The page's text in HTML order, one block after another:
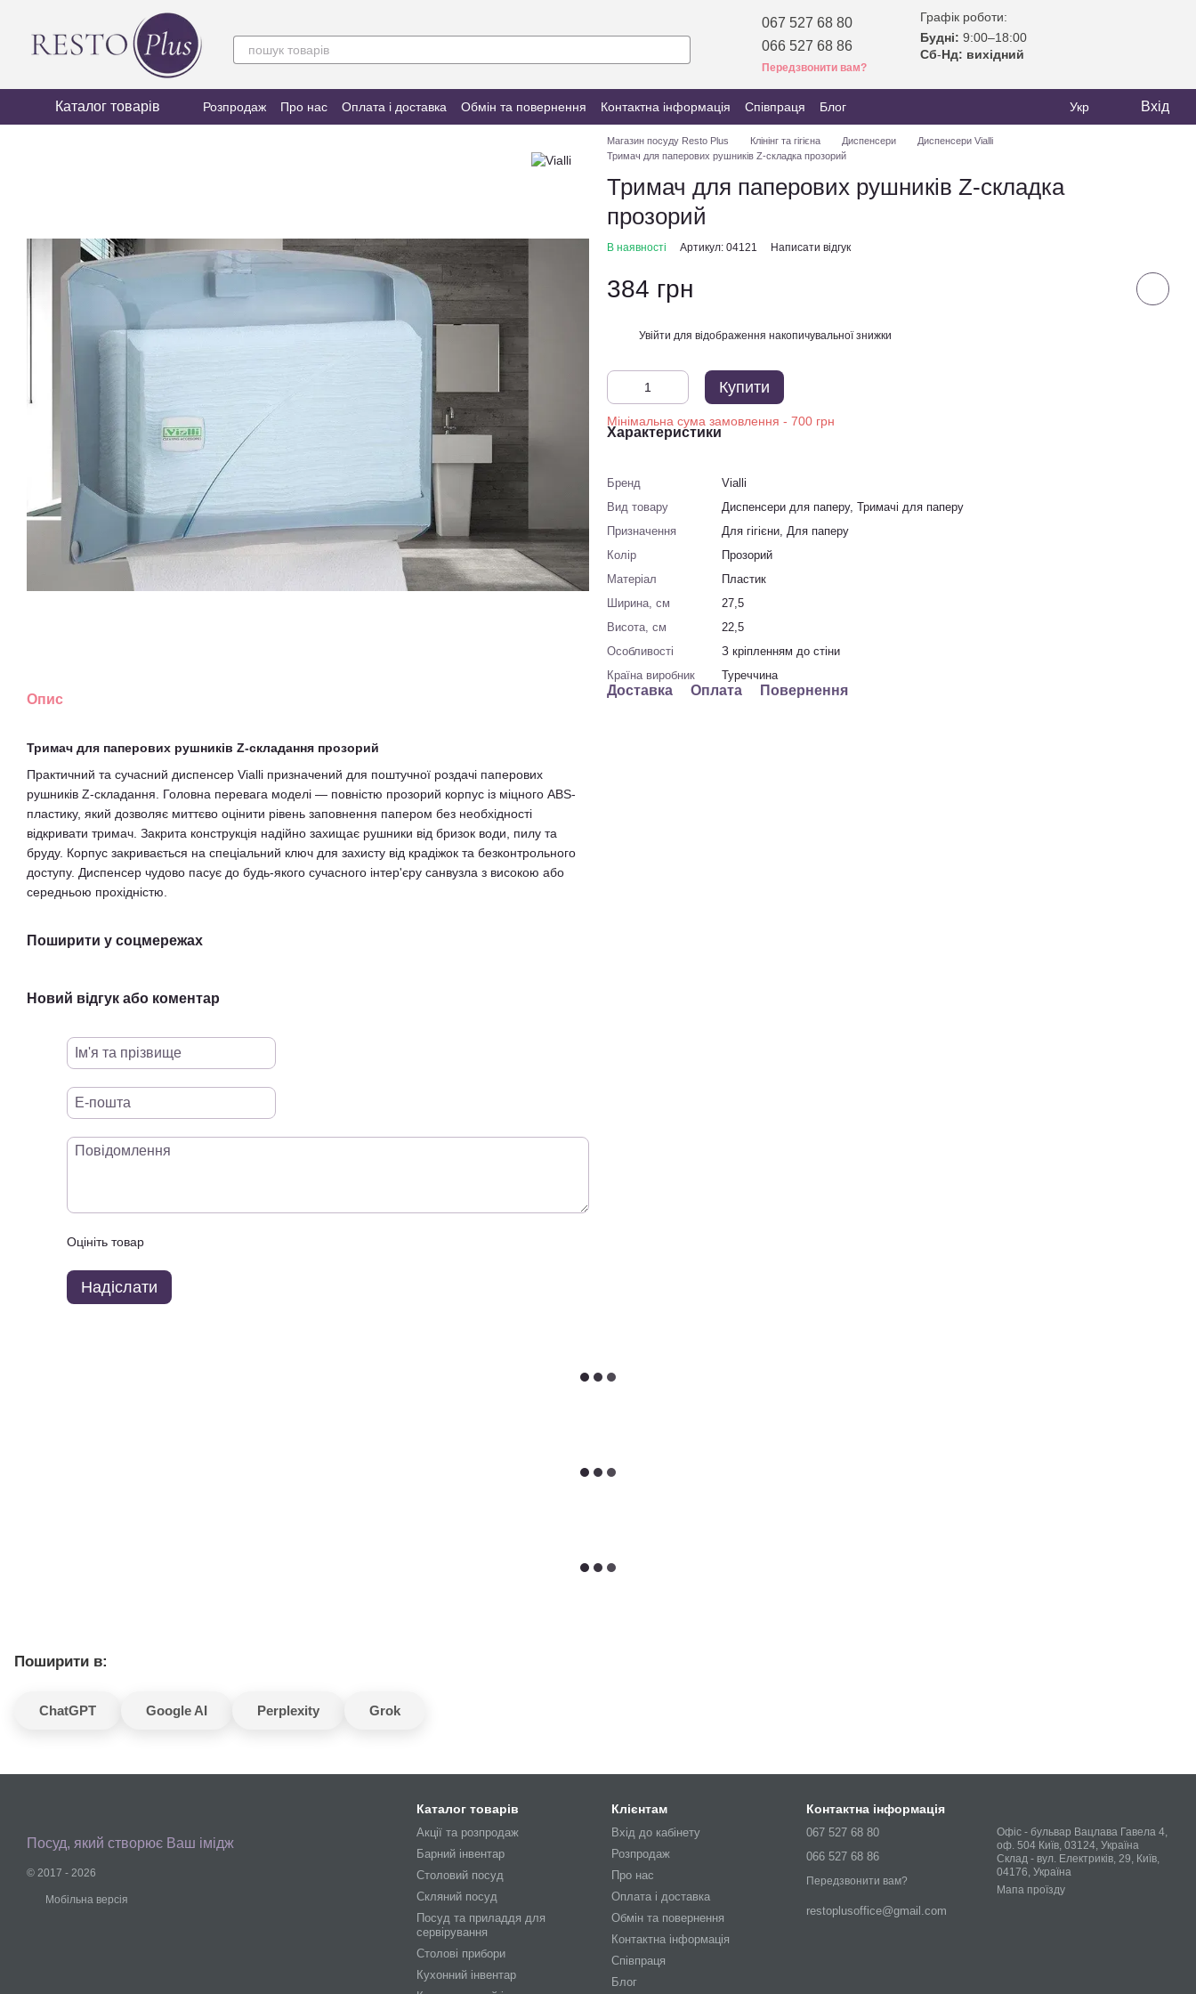
Перейти до основного контенту
067 527 68 80
066 527 68 86
Передзвонити вам?
Графік роботи:
Будні: 9:00–18:00
Сб-Нд: вихідний
Каталог товарів Розпродаж Про нас Оплата і доставка Обмін та повернення Контактна інформація Співпраця Блог Укр Вхід
Опис
Тримач для паперових рушників Z-складання прозорий
Практичний та сучасний диспенсер Vialli призначений для поштучної роздачі паперових
рушників Z-складання. Головна перевага моделі — повністю прозорий корпус із міцного ABS-
пластику, який дозволяє миттєво оцінити рівень заповнення папером без необхідності
відкривати тримач. Закрита конструкція надійно захищає рушники від бризок води, пилу та
бруду. Корпус закривається на спеціальний ключ для захисту від крадіжок та безконтрольного
доступу. Диспенсер чудово пасує до будь-якого сучасного інтер'єру санвузла з високою або
середньою прохідністю.
Поширити у соцмережах
Новий відгук або коментар
Оцініть товар
Надіслати
Магазин посуду Resto Plus Клінінг та гігієна Диспенсери
Диспенсери Vialli
Тримач для паперових рушників Z-складка прозорий
Тримач для паперових рушників Z-складка
прозорий
В наявності Артикул: 04121 Написати відгук
384 грн
Увійти для відображення накопичувальної знижки
Купити
Характеристики
Бренд
Vialli
Вид товару
Диспенсери для паперу, Тримачі для паперу
Призначення
Для гігієни, Для паперу
Колір
Прозорий
Матеріал
Пластик
Ширина, см
27,5
Висота, см
22,5
Особливості
З кріпленням до стіни
Країна виробник
Туреччина
Доставка Оплата Повернення
Поширити в:
ChatGPT Google AI Perplexity Grok
Посуд, який створює Ваш імідж
© 2017 - 2026
Мобільна версія
Каталог товарів
Акції та розпродаж
Барний інвентар
Столовий посуд
Скляний посуд
Посуд та приладдя для
сервірування
Столові прибори
Кухонний інвентар
Клієнтам
Вхід до кабінету
Розпродаж
Про нас
Оплата і доставка
Обмін та повернення
Контактна інформація
Співпраця
Блог
Контактна інформація
067 527 68 80
066 527 68 86
Передзвонити вам?
restoplusoffice@gmail.com
Офіс - бульвар Вацлава Гавела 4,
оф. 504 Київ, 03124, Україна
Склад - вул. Електриків, 29, Київ,
04176, Україна
Мапа проїзду